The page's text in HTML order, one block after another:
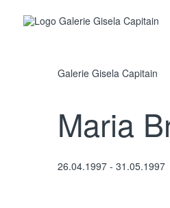
Galerie Gisela Capitain
Maria
26.04.1997 - 31.05.1997
CUT